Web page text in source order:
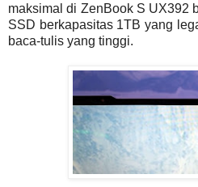
maksimal di ZenBook S UX392
SSD berkapasitas 1TB yang
baca-tulis yang tinggi.